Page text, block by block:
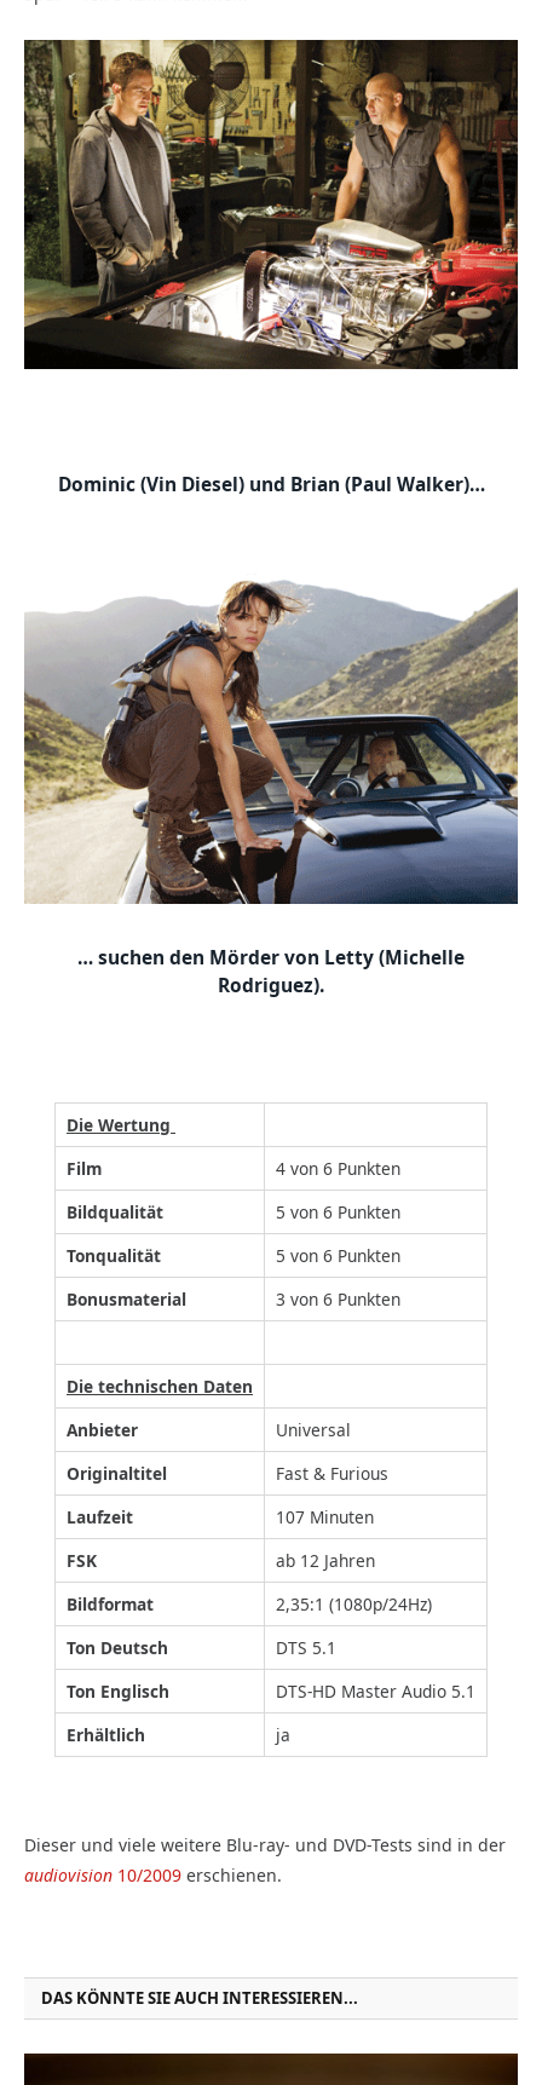
Dominic (Vin Diesel) und Brian (Paul Walker)…
… suchen den Mörder von Letty (Michelle
Rodriguez).
Die Wertung
Film
4 von 6 Punkten
Bildqualität
5 von 6 Punkten
Tonqualität
5 von 6 Punkten
Bonusmaterial
3 von 6 Punkten
Die technischen Daten
Anbieter
Universal
Originaltitel
Fast & Furious
Laufzeit
107 Minuten
FSK
ab 12 Jahren
Bildformat
2,35:1 (1080p/24Hz)
Ton Deutsch
DTS 5.1
Ton Englisch
DTS-HD Master Audio 5.1
Erhältlich
ja
Dieser und viele weitere Blu-ray- und DVD-Tests sind in der
audiovision 10/2009 erschienen.
DAS KÖNNTE SIE AUCH INTERESSIEREN...